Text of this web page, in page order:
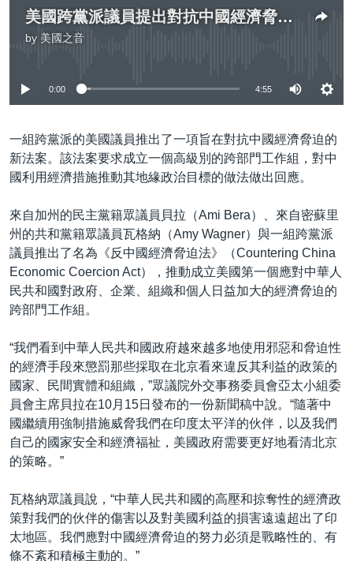
視頻存檔
海外港人
建國史話
廣播節目表
關注我們
其他語言網站
美國跨黨派議員提出對抗中國經濟脅迫的法案
by 美國之音
0:00 4:55
一組跨黨派的美國議員推出了一項旨在對抗中國經濟脅迫的
新法案。該法案要求成立一個高級別的跨部門工作組，對中
國利用經濟措施推動其地緣政治目標的做法做出回應。
來自加州的民主黨籍眾議員貝拉（Ami Bera）、來自密蘇里
州的共和黨籍眾議員瓦格納（Amy Wagner）與一組跨黨派
議員推出了名為《反中國經濟脅迫法》（Countering China
Economic Coercion Act），推動成立美國第一個應對中華人
民共和國對政府、企業、組織和個人日益加大的經濟脅迫的
跨部門工作組。
“我們看到中華人民共和國政府越來越多地使用邪惡和脅迫性
的經濟手段來懲罰那些採取在北京看來違反其利益的政策的
國家、民間實體和組織，”眾議院外交事務委員會亞太小組委
員會主席貝拉在10月15日發布的一份新聞稿中說。“隨著中
國繼續用強制措施威脅我們在印度太平洋的伙伴，以及我們
自己的國家安全和經濟福祉，美國政府需要更好地看清北京
的策略。”
瓦格納眾議員說，“中華人民共和國的高壓和掠奪性的經濟政
策對我們的伙伴的傷害以及對美國利益的損害遠遠超出了印
太地區。我們應對中國經濟脅迫的努力必須是戰略性的、有
條不紊和積極主動的。”